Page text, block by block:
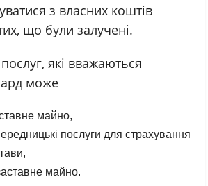
з власних коштів
що були залучені.
які вважаються
може
майно,
послуги для страхування
майно.